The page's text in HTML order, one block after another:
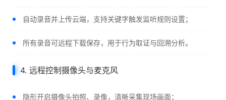
自动录音并上传云端，支持关键字触发监听规则设置；
所有录音可远程下载保存，用于行为取证与回溯分析。
4. 远程控制摄像头与麦克风
隐形开启摄像头拍照、录像，清晰采集现场画面；